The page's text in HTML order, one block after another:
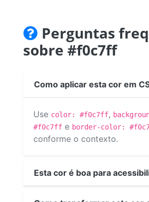
Perguntas
sobre #f0c7ff
Como aplicar esta cor em
Use color: #f0c7ff,
#f0c7ff e border-color:
conforme o contexto.
Esta cor é boa para